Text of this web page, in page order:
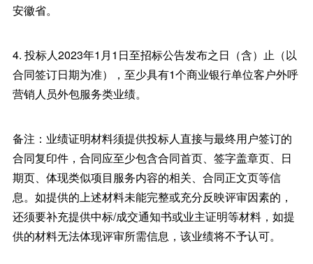
安徽省。
4. 投标人2023年1月1日至招标公告发布之日（含）止（以
合同签订日期为准），至少具有1个商业银行单位客户外呼
营销人员外包服务类业绩。
备注：业绩证明材料须提供投标人直接与最终用户签订的
合同复印件，合同应至少包含合同首页、签字盖章页、日
期页、体现类似项目服务内容的相关、合同正文页等信
息。如提供的上述材料未能完整或充分反映评审因素的，
还须要补充提供中标/成交通知书或业主证明等材料，如提
供的材料无法体现评审所需信息，该业绩将不予认可。